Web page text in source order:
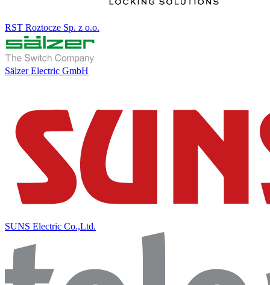
RST Roztocze Sp. z o.o.
Sälzer Electric GmbH
SUNS Electric Co.,Ltd.